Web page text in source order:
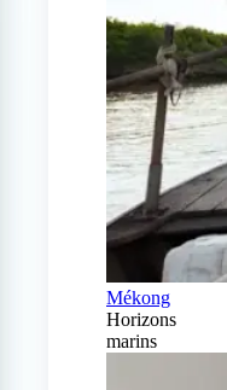
Mékong
Horizons
marins